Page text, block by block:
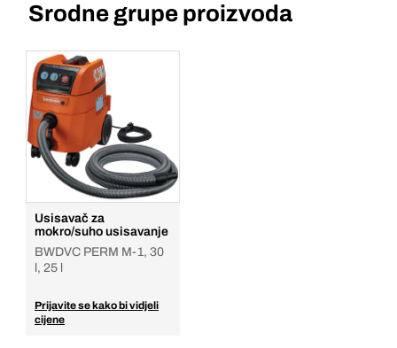
Srodne grupe proizvoda
Usisavač za
mokro/suho usisavanje
BWDVC PERM M-1, 30
l, 25 l
Prijavite se kako bi vidjeli
cijene